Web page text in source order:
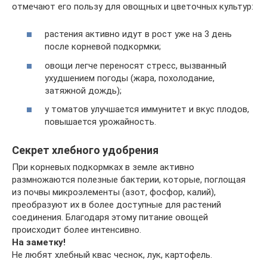
отмечают его пользу для овощных и цветочных культур:
растения активно идут в рост уже на 3 день
после корневой подкормки;
овощи легче переносят стресс, вызванный
ухудшением погоды (жара, похолодание,
затяжной дождь);
у томатов улучшается иммунитет и вкус плодов,
повышается урожайность.
Секрет хлебного удобрения
При корневых подкормках в земле активно
размножаются полезные бактерии, которые, поглощая
из почвы микроэлементы (азот, фосфор, калий),
преобразуют их в более доступные для растений
соединения. Благодаря этому питание овощей
происходит более интенсивно.
На заметку!
Не любят хлебный квас чеснок, лук, картофель.